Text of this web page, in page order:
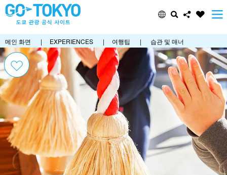
메인 화면 | EXPERIENCES | 여행팁 | 습관 및 매너